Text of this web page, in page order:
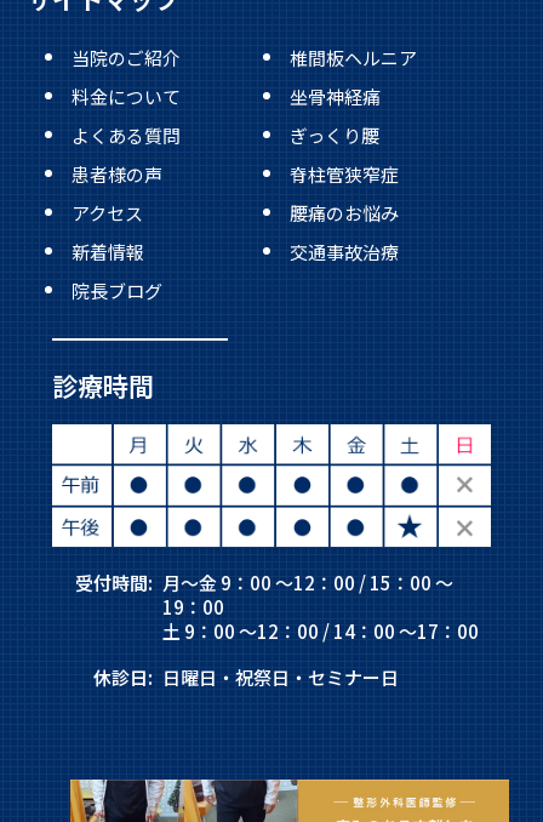
当院のご紹介
料金について
よくある質問
患者様の声
アクセス
新着情報
椎間板ヘルニア
坐骨神経痛
ぎっくり腰
脊柱管狭窄症
腰痛のお悩み
交通事故治療
院長ブログ
診療時間
受付時間: 月～金 9：00 ～12：00 / 15：00 ～
19：00
土 9：00 ～12：00 / 14：00 ～17：00
休診日: 日曜日・祝祭日・セミナー日